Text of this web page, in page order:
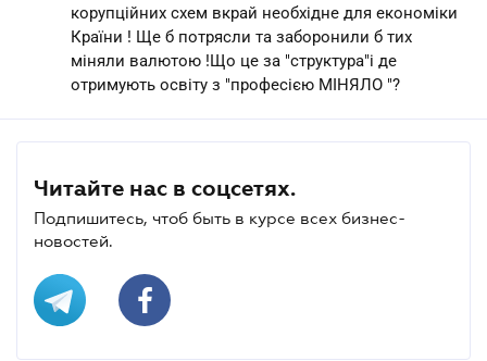
корупційних схем вкрай необхідне для економіки
Країни ! Ще б потрясли та заборонили б тих
міняли валютою !Що це за "структура"і де
отримують освіту з "професією МІНЯЛО "?
Читайте нас в соцсетях.
Подпишитесь, чтоб быть в курсе всех бизнес-
новостей.